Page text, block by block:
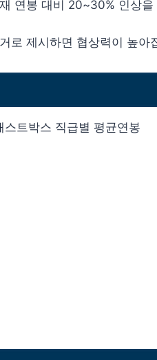
연봉 대비 20~30% 인상
로 제시하면 협상력이 높아